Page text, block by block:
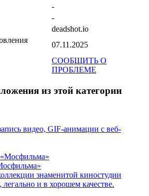
-
-
deadshot.io
07.11.2025
СООБЩИТЬ О
ПРОБЛЕМЕ
из этой категории
видео, GIF-анимации с веб-
знаменитой киностудии
и в хорошем качестве.